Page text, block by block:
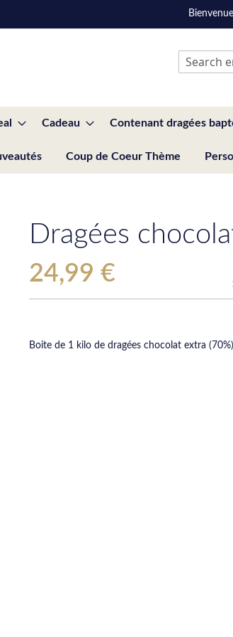
Bienvenue
Search
Cadeau Contenant dragées
Coup de Coeur Thème
Dragées
24,99 €
Boite de 1 kilo de dragées chocolat extra